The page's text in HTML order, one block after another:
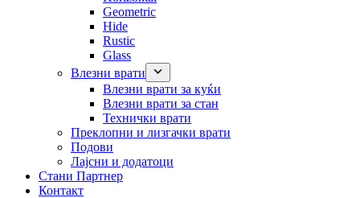
Geometric
Hide
Rustic
Glass
Влезни врати
Влезни врати за куќи
Влезни врати за стан
Технички врати
Преклопни и лизгачки врати
Подови
Лајсни и додатоци
Стани Партнер
Контакт